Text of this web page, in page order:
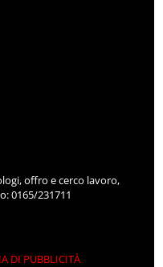
offro e cerco lavoro,
0165/231711
DI PUBBLICITÀ